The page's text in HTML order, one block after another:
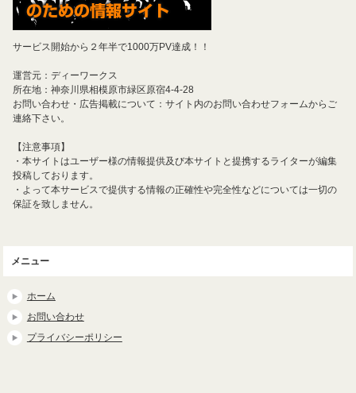
サービス開始から２年半で1000万PV達成！！
運営元：ディーワークス
所在地：神奈川県相模原市緑区原宿4-4-28
お問い合わせ・広告掲載について：サイト内のお問い合わせフォームからご
連絡下さい。
【注意事項】
・本サイトはユーザー様の情報提供及び本サイトと提携するライターが編集
投稿しております。
・よって本サービスで提供する情報の正確性や完全性などについては一切の
保証を致しません。
メニュー
ホーム
お問い合わせ
プライバシーポリシー